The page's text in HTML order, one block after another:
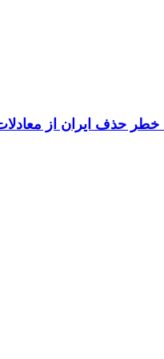
خطر حذف ایران از